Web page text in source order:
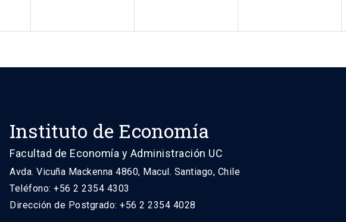
Instituto de Economía
Facultad de Economía y Administración UC
Avda. Vicuña Mackenna 4860, Macul. Santiago, Chile
Teléfono: +56 2 2354 4303
Dirección de Postgrado: +56 2 2354 4028